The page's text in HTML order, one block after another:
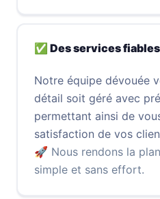
✅ Des services
Notre équipe dévouée
détail soit géré avec
permettant ainsi de
satisfaction de vos
🚀 Nous rendons la
simple et sans effort.